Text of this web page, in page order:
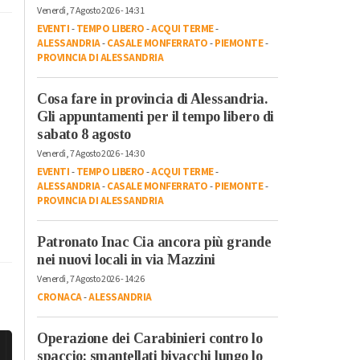
Venerdì, 7 Agosto 2026 - 14:31
EVENTI-TEMPO LIBERO-ACQUI TERME-
ALESSANDRIA-CASALE MONFERRATO-PIEMONTE-
PROVINCIA DI ALESSANDRIA
Cosa fare in provincia di Alessandria.
Gli appuntamenti per il tempo libero di
sabato 8 agosto
Venerdì, 7 Agosto 2026 - 14:30
EVENTI-TEMPO LIBERO-ACQUI TERME-
ALESSANDRIA-CASALE MONFERRATO-PIEMONTE-
PROVINCIA DI ALESSANDRIA
Patronato Inac Cia ancora più grande
nei nuovi locali in via Mazzini
Venerdì, 7 Agosto 2026 - 14:26
CRONACA-ALESSANDRIA
Operazione dei Carabinieri contro lo
spaccio: smantellati bivacchi lungo lo